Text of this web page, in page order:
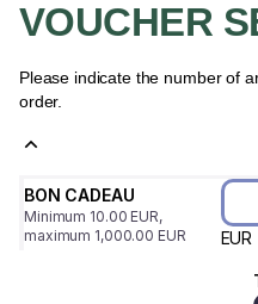
VOUCHER
Please indicate the number of
order.
BON CADEAU
Minimum 10.00 EUR,
maximum 1,000.00 EUR EUR